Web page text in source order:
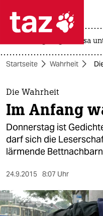
 taz
taz
themen
politik
öko
sport
usa
Startseite Wahrheit
Die Wahrheit
Im Anfang
Donnerstag ist
darf sich die
lärmende
24.9.2015 8:07 Uhr